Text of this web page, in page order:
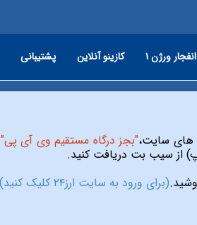
انفجار ورژن ۱ کازینو آنلاین پشتیبانی
"بجز درگاه مستقیم وی آی پی"
(برای ورود به سایت ارز۲۴ کلیک کنید)